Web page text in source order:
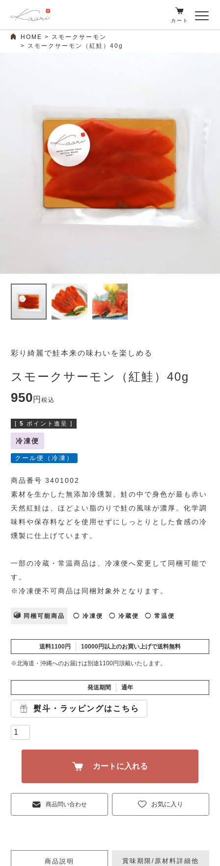
カート
HOME
スモークサーモン
スモークサーモン（紅鮭）40g
彩り綺麗で鮭本来の味わいを楽しめる
スモークサーモン（紅鮭）40g
950 税込
[ 5 ポイント進呈 ]
冷凍便
クール便（冷凍）
商品番号 3401002
素材を生かした無添加冷燻製。鮭の中で身色が最も赤い
天然紅鮭は、ほどよい脂のりで鮭の風味が濃厚。化学調
味料や保存料などを使用せずにしっとりとした食感の冷
燻製に仕上げています。
一部の冷蔵・常温商品は、冷凍便へ変更して同梱可能で
す。
※冷凍便不可商品は同梱対象外となります。
同梱可能商品 ◯ 冷凍便 ◯ 冷蔵便 ◯ 常温便
送料1100円 10000円以上のお買い上げで送料無料
※北海道・沖縄へのお届けは別途1100円頂戴いたします。
発送期間 通年
熨斗・ラッピングはこちら
お気に入り
カートに入れる
商品問い合わせ
商品説明 賞味期限/原材料詳細他